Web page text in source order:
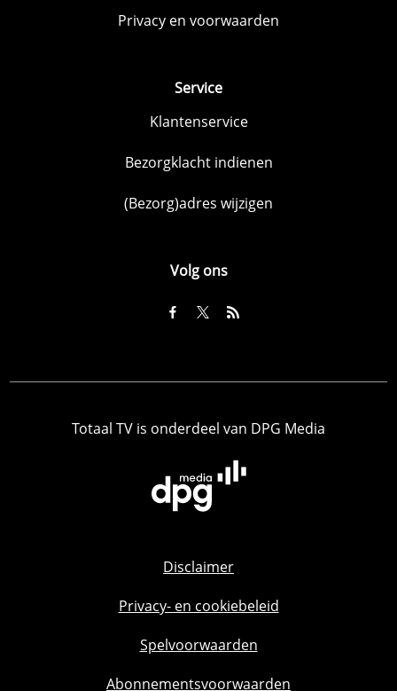
Privacy en voorwaarden
Service
Klantenservice
Bezorgklacht indienen
(Bezorg)adres wijzigen
Volg ons
Totaal TV is onderdeel van DPG Media
Disclaimer
Privacy- en cookiebeleid
Spelvoorwaarden
Abonnementsvoorwaarden